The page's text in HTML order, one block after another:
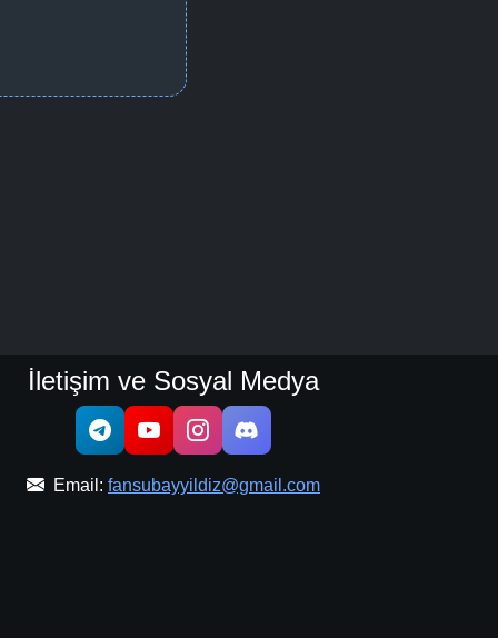
İletişim ve Sosyal Medya
Email: fansubayyildiz@gmail.com